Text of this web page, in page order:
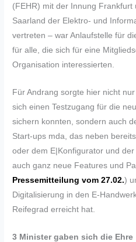
(FEHR) mit der Innung Frankfurt
Saarland der Elektro- und
vertreten – war Anlaufstelle für
für alle, die sich für eine
Organisation interessierten.
Für Andrang sorgte hier nicht
sich einen Testzugang für die
sichern konnten, sondern auch
Start-ups mda, das neben
oder dem E|Konfigurator und
auch ganz neue Features und
Pressemitteilung vom 27.02.)
Digitalisierung in den E-
Reifegrad erreicht hat.
3 Minister gaben sich die Ehre